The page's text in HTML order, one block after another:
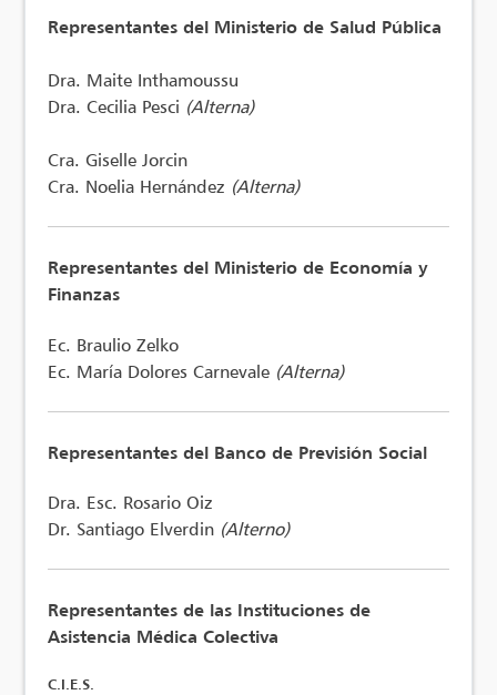
Representantes del Ministerio de Salud Pública
Dra. Maite Inthamoussu
Dra. Cecilia Pesci (Alterna)
Cra. Giselle Jorcin
Cra. Noelia Hernández (Alterna)
Representantes del Ministerio de Economía y
Finanzas
Ec. Braulio Zelko
Ec. María Dolores Carnevale (Alterna)
Representantes del Banco de Previsión Social
Dra. Esc. Rosario Oiz
Dr. Santiago Elverdin (Alterno)
Representantes de las Instituciones de
Asistencia Médica Colectiva
C.I.E.S.